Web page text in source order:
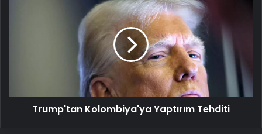
Trump'tan Kolombiya'ya Yaptırım Tehditi